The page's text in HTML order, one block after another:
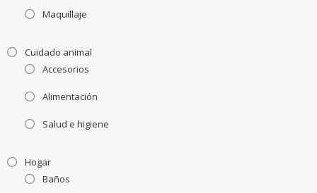
Maquillaje
Cuidado animal
Accesorios
Alimentación
Salud e higiene
Hogar
Baños